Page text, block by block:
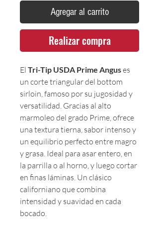
Agregar al carrito
Realizar compra
El Tri-Tip USDA Prime Anguses
un corte triangular del bottom
sirloin, famoso por su jugosidad y
versatilidad. Gracias al alto
marmoleo del grado Prime, ofrece
una textura tierna, sabor intenso y
un equilibrio perfecto entre magro
y grasa. Ideal para asar entero, en
la parrilla o al horno, y luego cortar
en finas láminas. Un clásico
californiano que combina
intensidad y suavidad en cada
bocado.